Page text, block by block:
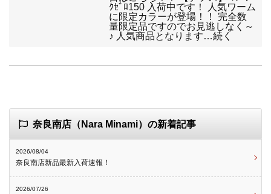
ｸｾﾞﾛ150 入荷中です！ 人気ワーム
に限定カラーが登場！！ 完全数
量限定品ですのでお見逃しなく～
♪ 人気商品となります…続く
奈良南店（Nara Minami）の新着記事
2026/08/04
奈良南店新品最新入荷速報！
2026/07/26